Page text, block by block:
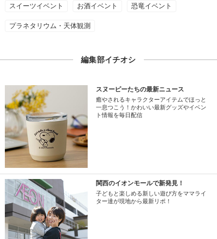
スイーツイベント お酒イベント 恐竜イベント
プラネタリウム・天体観測
編集部イチオシ
スヌーピーたちの最新ニュース
癒やされるキャラクターアイテムでほっと
一息つこう！かわいい最新グッズやイベン
ト情報を毎日配信
関西のイオンモールで新発見！
子どもと楽しめる新しい遊び方をママライ
ター達が現地から最新リポ！